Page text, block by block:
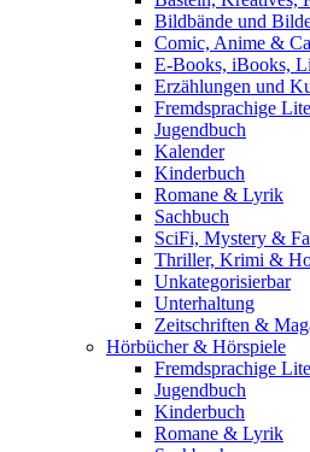
Bildbände und
Comic, Anime &
E-Books, iBooks,
Erzählungen und
Fremdsprachige
Jugendbuch
Kalender
Kinderbuch
Romane & Lyrik
Sachbuch
SciFi, Mystery &
Thriller, Krimi &
Unkategorisierbar
Unterhaltung
Zeitschriften &
Hörbücher & Hörspiele
Fremdsprachige
Jugendbuch
Kinderbuch
Romane & Lyrik